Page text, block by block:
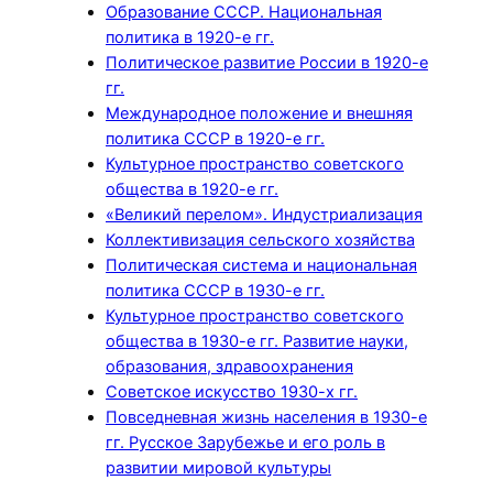
Образование СССР. Национальная
политика в 1920-е гг.
Политическое развитие России в 1920-е
гг.
Международное положение и внешняя
политика СССР в 1920-е гг.
Культурное пространство советского
общества в 1920-е гг.
«Великий перелом». Индустриализация
Коллективизация сельского хозяйства
Политическая система и национальная
политика СССР в 1930-е гг.
Культурное пространство советского
общества в 1930-е гг. Развитие науки,
образования, здравоохранения
Советское искусство 1930-х гг.
Повседневная жизнь населения в 1930-е
гг. Русское Зарубежье и его роль в
развитии мировой культуры